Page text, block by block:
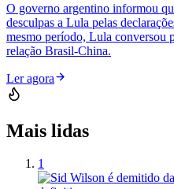
O governo argentino informou
desculpas a Lula pelas
mesmo período, Lula conversou
relação Brasil-China.
Ler agora
Mais lidas
1